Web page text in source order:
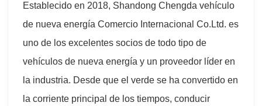
Establecido en 2018, Shandong Chengda vehículo
de nueva energía Comercio Internacional Co.Ltd. es
uno de los excelentes socios de todo tipo de
vehículos de nueva energía y un proveedor líder en
la industria. Desde que el verde se ha convertido en
la corriente principal de los tiempos, conducir